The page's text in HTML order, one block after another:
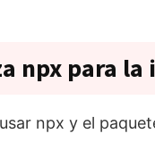
npx para la
npx y el